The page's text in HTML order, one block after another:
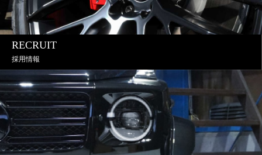
RECRUIT
採用情報